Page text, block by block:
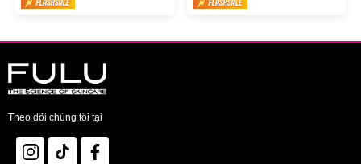
Theo dõi chúng tôi tại